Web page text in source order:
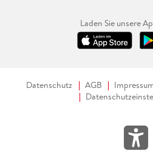
Laden Sie unsere
Datenschutz AGB